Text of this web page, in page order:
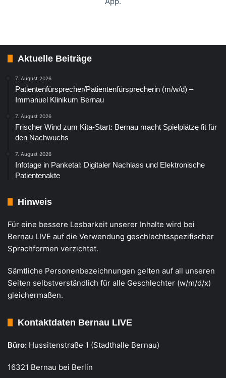
Aktuelle Beiträge
7. August 2026
Patientenfürsprecher/Patientenfürsprecherin (m/w/d) –
Immanuel Klinikum Bernau
7. August 2026
Frischer Wind zum Kita-Start: Bernau macht Spielplätze fit für
den Nachwuchs
7. August 2026
Infotage in Panketal: Digitaler Nachlass und Elektronische
Patientenakte
Hinweis
Für eine bessere Lesbarkeit unserer Inhalte wird bei
Bernau LIVE auf die Verwendung geschlechtsspezifischer
Sprachformen verzichtet.
Sämtliche Personenbezeichnungen gelten auf all unseren
Seiten selbstverständlich für alle Geschlechter (w/m/d/x)
gleichermaßen.
Kontaktdaten Bernau LIVE
Büro: Hussitenstraße 1 (Stadthalle Bernau)
16321 Bernau bei Berlin